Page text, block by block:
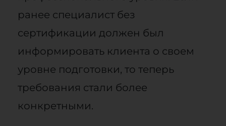
ранее специалист без
сертификации должен был
информировать клиента о своем
уровне подготовки, то теперь
требования стали более
конкретными.